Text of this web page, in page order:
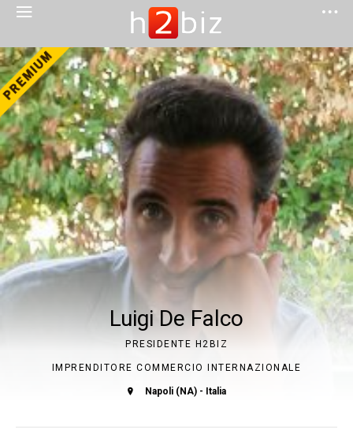
Luigi De Falco
PRESIDENTE H2BIZ
IMPRENDITORE COMMERCIO INTERNAZIONALE
Napoli (NA) - Italia